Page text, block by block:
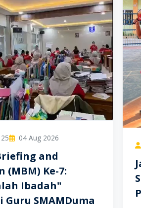
04 Aug 2026
and
Ke-7:
Ibadah"
Guru SMAMDuma